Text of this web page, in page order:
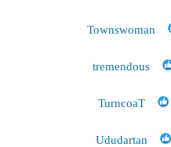
Townswoman
tremendous
TurncoaT
Ududartan